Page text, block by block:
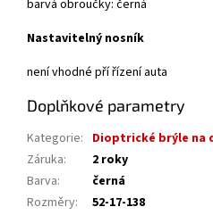
barvá obroučky: černá
Nastavitelný nosník
není vhodné pří řízení auta
Doplňkové parametry
Kategorie: Dioptrické brýle na
Záruka:
2 roky
Barva:
černá
Rozměry: 52-17-138